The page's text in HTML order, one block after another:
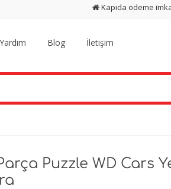
Kapıda ödeme
Yardım Blog İletişim
Puzzle WD Cars